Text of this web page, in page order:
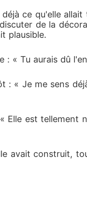
ce qu'elle
de la
plausible.
: « Tu aurais dû
: « Je me sens
est tellement
avait construit,